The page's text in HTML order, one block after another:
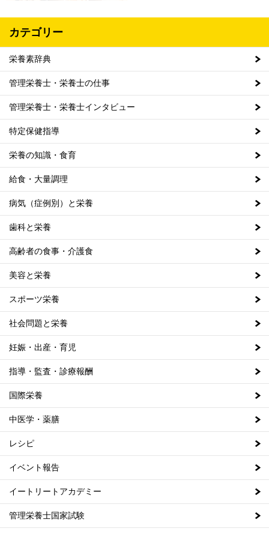
カテゴリー
栄養素辞典
管理栄養士・栄養士の仕事
管理栄養士・栄養士インタビュー
特定保健指導
栄養の知識・食育
給食・大量調理
病気（症例別）と栄養
歯科と栄養
高齢者の食事・介護食
美容と栄養
スポーツ栄養
社会問題と栄養
妊娠・出産・育児
指導・監査・診療報酬
国際栄養
中医学・薬膳
レシピ
イベント報告
イートリートアカデミー
管理栄養士国家試験